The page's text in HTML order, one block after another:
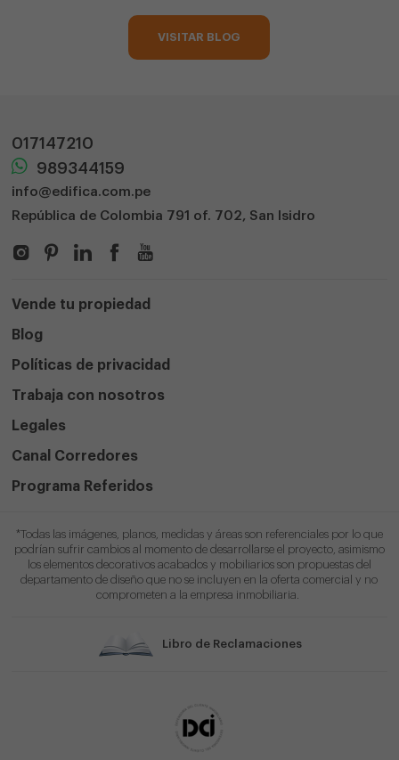
VISITAR BLOG
017147210
989344159
info@edifica.com.pe
República de Colombia 791 of. 702, San Isidro
Vende tu propiedad
Blog
Políticas de privacidad
Trabaja con nosotros
Legales
Canal Corredores
Programa Referidos
*Todas las imágenes, planos, medidas y áreas son referenciales por lo que
podrían sufrir cambios al momento de desarrollarse el proyecto, asimismo
los elementos decorativos acabados y mobiliarios son propuestas del
departamento de diseño que no se incluyen en la oferta comercial y no
comprometen a la empresa inmobiliaria.
Libro de Reclamaciones